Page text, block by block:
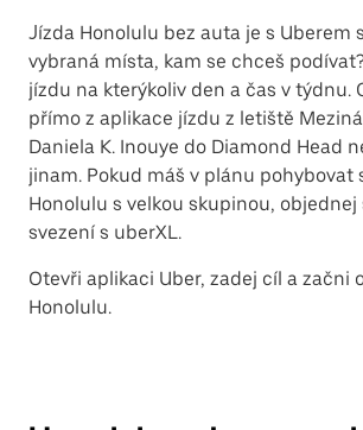
Jízda Honolulu bez auta je s Uberem
vybraná místa, kam se chceš
jízdu na kterýkoliv den a čas v týdnu.
přímo z aplikace jízdu z letiště
Daniela K. Inouye do Diamond Head
jinam. Pokud máš v plánu pohybovat
Honolulu s velkou skupinou, objednej
svezení s uberXL.
Otevři aplikaci Uber, zadej cíl a začni
Honolulu.